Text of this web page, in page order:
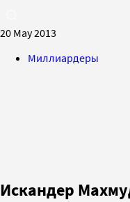
20 May 2013
Миллиардеры
Искандер